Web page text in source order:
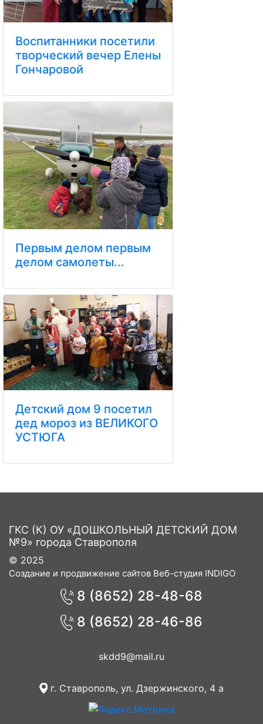
Воспитанники посетили
творческий вечер Елены
Гончаровой
Первым делом первым
делом самолеты...
Детский дом 9 посетил
дед мороз из ВЕЛИКОГО
УСТЮГА
ГКС (К) ОУ «ДОШКОЛЬНЫЙ ДЕТСКИЙ ДОМ
№9» города Ставрополя
© 2025
Создание и продвижение сайтов Веб-студия INDIGO
8 (8652) 28-48-68
8 (8652) 28-46-86
skdd9@mail.ru
г. Ставрополь, ул. Дзержинского, 4 а